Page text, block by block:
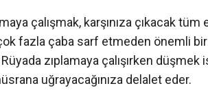
çalışmak, karşınıza çıkacak
fazla çaba sarf etmeden önemli
Rüyada zıplamaya çalışırken
uğrayacağınıza delalet eder.